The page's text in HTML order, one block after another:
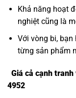
Khả năng hoạt
nghiệt cũng là
Với vòng bi,
từng sản phẩm
Giá cả cạnh tranh
4952